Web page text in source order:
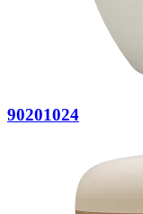
90201024